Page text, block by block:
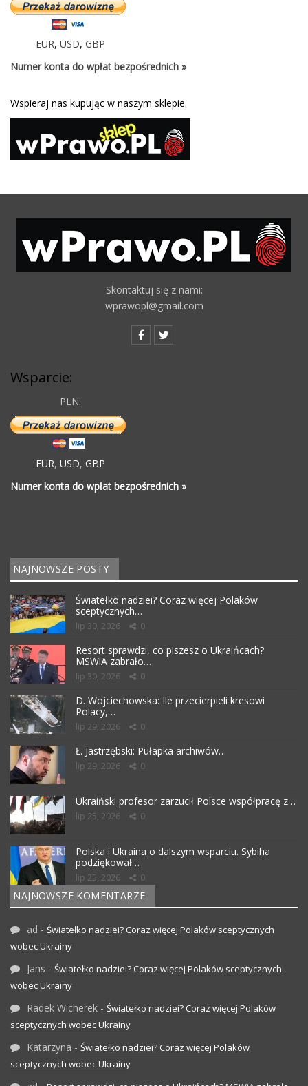
EUR, USD, GBP
Numer konta do wpłat bezpośrednich »
Wspieraj nas kupując w naszym sklepie.
Skontaktuj się z nami:
wprawopl@gmail.com
Wsparcie:
PLN:
EUR, USD, GBP
Numer konta do wpłat bezpośrednich »
NAJNOWSZE POSTY
Światełko nadziei? Coraz więcej Polaków
sceptycznych…
lip 30, 2026 0
Resort sprawdzi, co piszesz o Ukraińcach?
MSWiA zabrało…
lip 30, 2026 0
D. Wojciechowska: Ile przecierpieli kresowi
Polacy,…
lip 29, 2026 0
Ł. Jastrzębski: Pułapka archiwów…
lip 29, 2026 0
Ukraiński profesor zarzucił Polsce współpracę z…
lip 25, 2026 0
Polska i Ukraina o dalszym wsparciu. Sybiha
podziękował…
lip 25, 2026 0
NAJNOWSZE KOMENTARZE
ad - Światełko nadziei? Coraz więcej Polaków sceptycznych
wobec Ukrainy
Jans - Światełko nadziei? Coraz więcej Polaków sceptycznych
wobec Ukrainy
Radek Wicherek - Światełko nadziei? Coraz więcej Polaków
sceptycznych wobec Ukrainy
Katarzyna - Światełko nadziei? Coraz więcej Polaków
sceptycznych wobec Ukrainy